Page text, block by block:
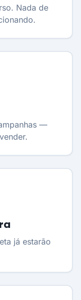
Nada de
—
já estarão